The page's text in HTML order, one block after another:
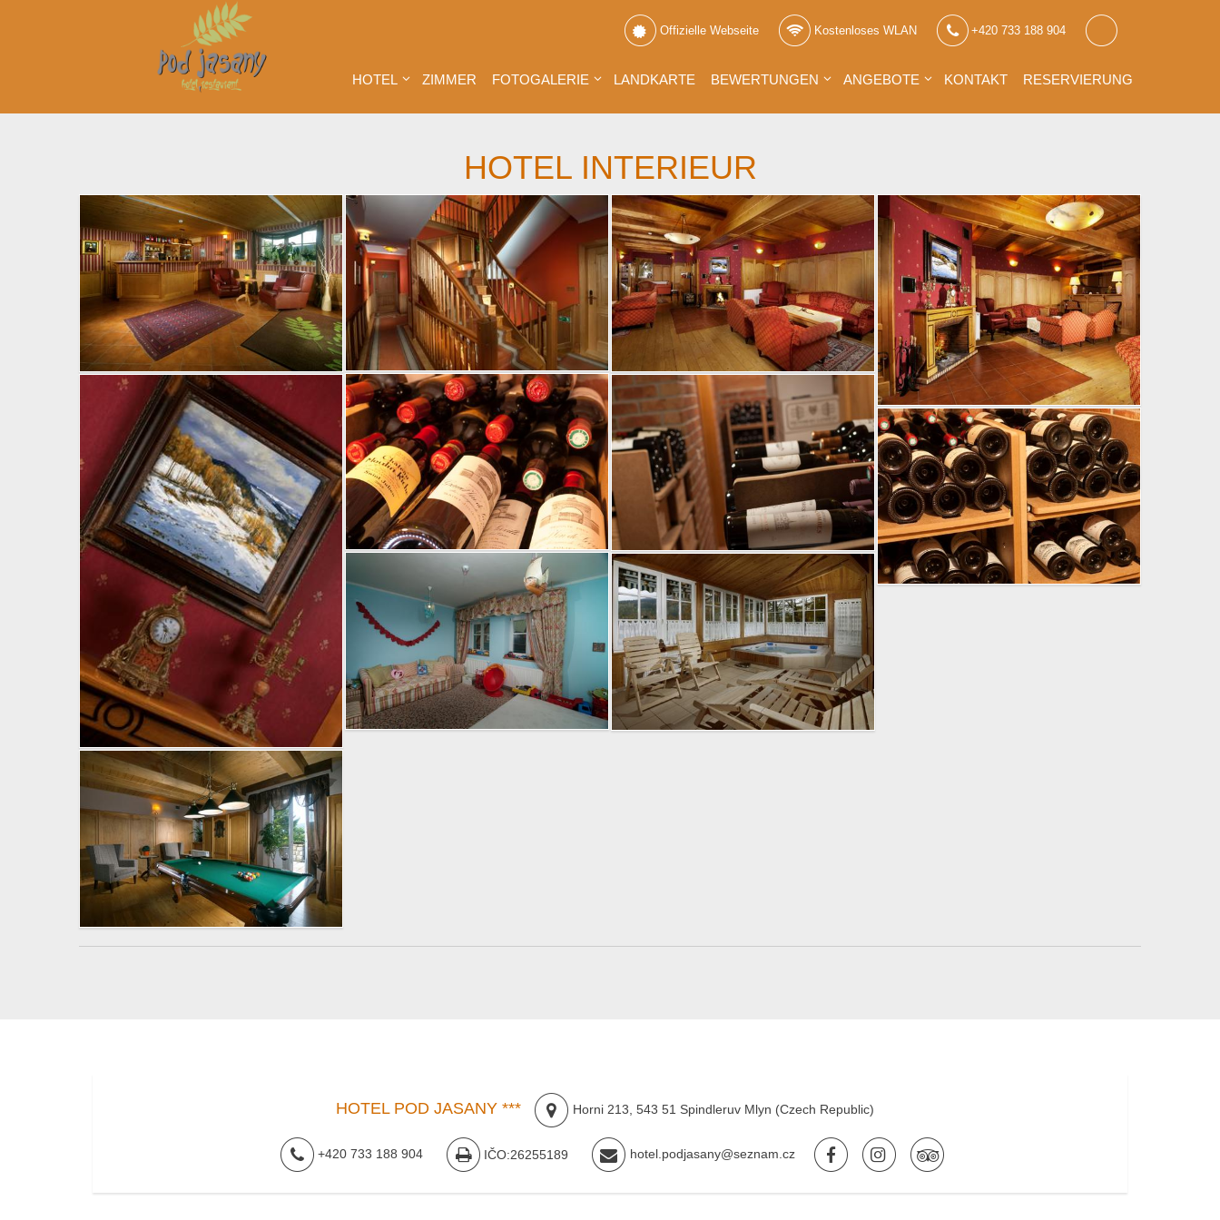
+420 733 188 904
Kostenloses WLAN
Offizielle Webseite
HOTEL ZIMMER FOTOGALERIE LANDKARTE BEWERTUNGEN ANGEBOTE KONTAKT RESERVIERUNG
HOTEL INTERIEUR
HOTEL POD JASANY *** Horni 213, 543 51 Spindleruv Mlyn (Czech Republic)
+420 733 188 904 IČO:26255189 hotel.podjasany@seznam.cz